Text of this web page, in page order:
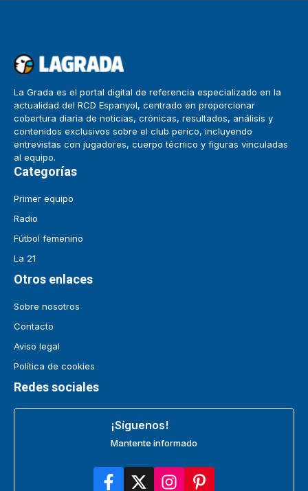
La Grada es el portal digital de referencia especializado en la
actualidad del RCD Espanyol, centrado en proporcionar
cobertura diaria de noticias, crónicas, resultados, análisis y
contenidos exclusivos sobre el club perico, incluyendo
entrevistas con jugadores, cuerpo técnico y figuras vinculadas
al equipo.
Categorías
Primer equipo
Radio
Fútbol femenino
La 21
Otros enlaces
Sobre nosotros
Contacto
Aviso legal
Política de cookies
Redes sociales
¡Síguenos!
Mantente informado